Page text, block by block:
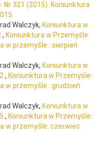
Nr 321 (2015): Koniunktura
Walczyk, Koniunktura w
, Koniunktura w Przemyśle:
w przemyśle : sierpień
Walczyk, Koniunktura w
, Koniunktura w Przemyśle:
w przemyśle : grudzień
Walczyk, Koniunktura w
, Koniunktura w Przemyśle:
w przemyśle: czerwiec